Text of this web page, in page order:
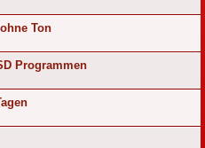
Ton
Programmen